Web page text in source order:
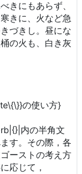
きにもあらず、
きに、火など急
づきし。昼にな
の火も、白き灰
の使い方}
内の半角文
す。その際，各
ーストの考え方
応じて，